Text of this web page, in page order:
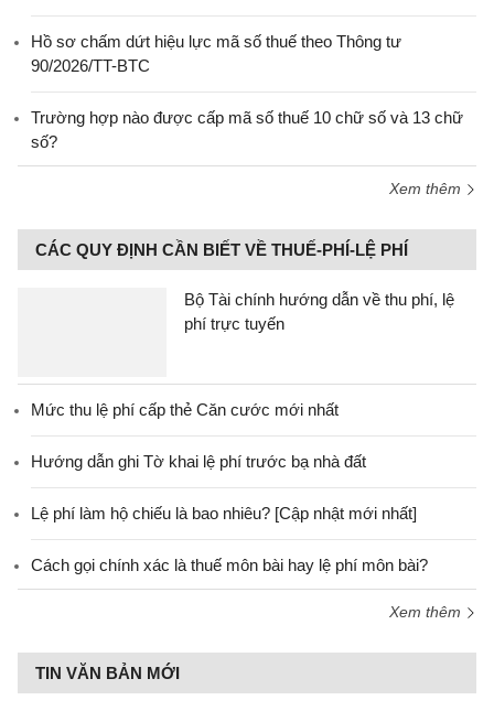
Hồ sơ chấm dứt hiệu lực mã số thuế theo Thông tư
90/2026/TT-BTC
Trường hợp nào được cấp mã số thuế 10 chữ số và 13 chữ
số?
Xem thêm
CÁC QUY ĐỊNH CẦN BIẾT VỀ THUẾ-PHÍ-LỆ PHÍ
Bộ Tài chính hướng dẫn về thu phí, lệ
phí trực tuyến
Mức thu lệ phí cấp thẻ Căn cước mới nhất
Hướng dẫn ghi Tờ khai lệ phí trước bạ nhà đất
Lệ phí làm hộ chiếu là bao nhiêu? [Cập nhật mới nhất]
Cách gọi chính xác là thuế môn bài hay lệ phí môn bài?
Xem thêm
TIN VĂN BẢN MỚI